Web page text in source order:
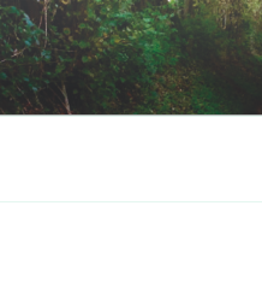
Aller
au
contenu
principal